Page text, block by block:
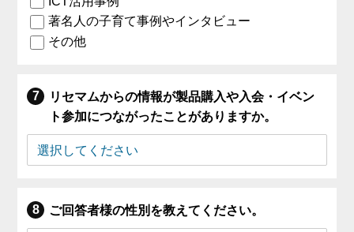
著名人の子育て事例やインタビュー
その他
リセマムからの情報が製品購入や入会・イベン
ト参加につながったことがありますか。
ご回答者様の性別を教えてください。